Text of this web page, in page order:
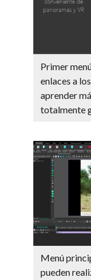
Primer
enlaces a
aprender
totalmente
Menú
pueden